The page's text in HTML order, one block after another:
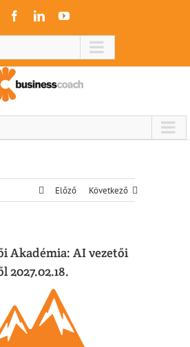
FacebookLinkedInYouTube
Előző Következő
Akadémia: AI vezetői
2027.02.18.